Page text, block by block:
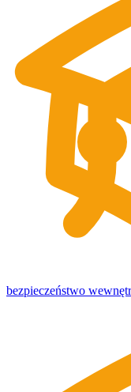
bezpieczeństwo